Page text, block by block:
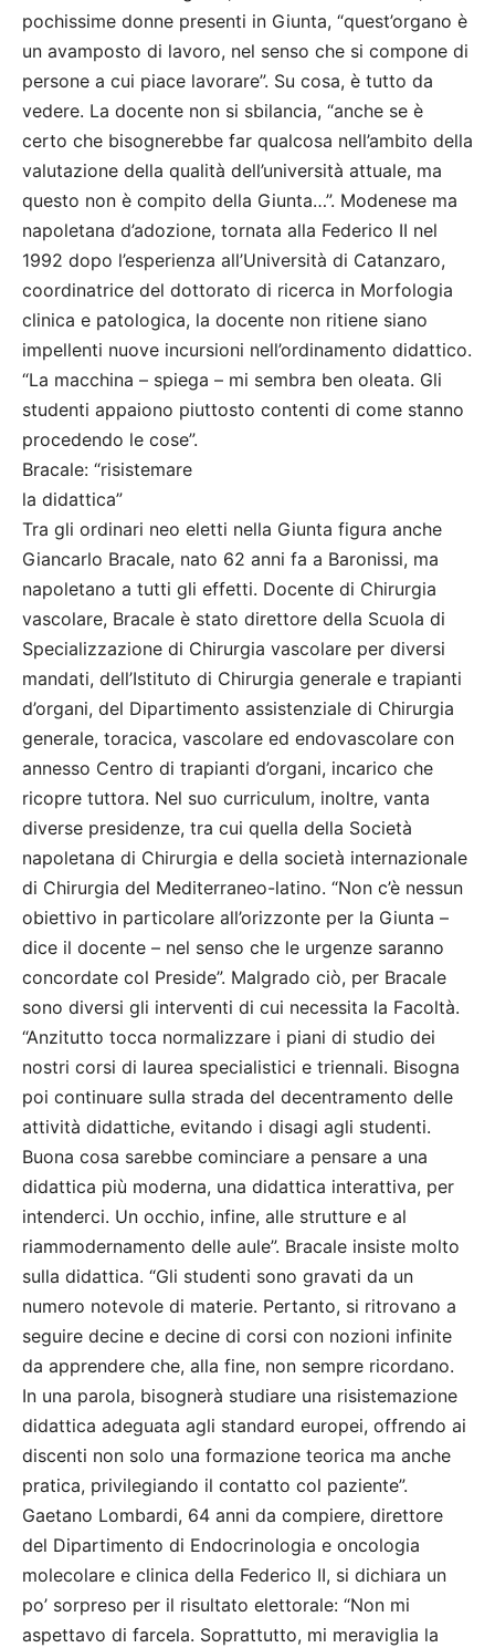
pochissime donne presenti in Giunta, “quest’organo è
un avamposto di lavoro, nel senso che si compone di
persone a cui piace lavorare”. Su cosa, è tutto da
vedere. La docente non si sbilancia, “anche se è
certo che bisognerebbe far qualcosa nell’ambito della
valutazione della qualità dell’università attuale, ma
questo non è compito della Giunta…”. Modenese ma
napoletana d’adozione, tornata alla Federico II nel
1992 dopo l’esperienza all’Università di Catanzaro,
coordinatrice del dottorato di ricerca in Morfologia
clinica e patologica, la docente non ritiene siano
impellenti nuove incursioni nell’ordinamento didattico.
“La macchina – spiega – mi sembra ben oleata. Gli
studenti appaiono piuttosto contenti di come stanno
procedendo le cose”.
Bracale: “risistemare
la didattica”
Tra gli ordinari neo eletti nella Giunta figura anche
Giancarlo Bracale, nato 62 anni fa a Baronissi, ma
napoletano a tutti gli effetti. Docente di Chirurgia
vascolare, Bracale è stato direttore della Scuola di
Specializzazione di Chirurgia vascolare per diversi
mandati, dell’Istituto di Chirurgia generale e trapianti
d’organi, del Dipartimento assistenziale di Chirurgia
generale, toracica, vascolare ed endovascolare con
annesso Centro di trapianti d’organi, incarico che
ricopre tuttora. Nel suo curriculum, inoltre, vanta
diverse presidenze, tra cui quella della Società
napoletana di Chirurgia e della società internazionale
di Chirurgia del Mediterraneo-latino. “Non c’è nessun
obiettivo in particolare all’orizzonte per la Giunta –
dice il docente – nel senso che le urgenze saranno
concordate col Preside”. Malgrado ciò, per Bracale
sono diversi gli interventi di cui necessita la Facoltà.
“Anzitutto tocca normalizzare i piani di studio dei
nostri corsi di laurea specialistici e triennali. Bisogna
poi continuare sulla strada del decentramento delle
attività didattiche, evitando i disagi agli studenti.
Buona cosa sarebbe cominciare a pensare a una
didattica più moderna, una didattica interattiva, per
intenderci. Un occhio, infine, alle strutture e al
riammodernamento delle aule”. Bracale insiste molto
sulla didattica. “Gli studenti sono gravati da un
numero notevole di materie. Pertanto, si ritrovano a
seguire decine e decine di corsi con nozioni infinite
da apprendere che, alla fine, non sempre ricordano.
In una parola, bisognerà studiare una risistemazione
didattica adeguata agli standard europei, offrendo ai
discenti non solo una formazione teorica ma anche
pratica, privilegiando il contatto col paziente”.
Gaetano Lombardi, 64 anni da compiere, direttore
del Dipartimento di Endocrinologia e oncologia
molecolare e clinica della Federico II, si dichiara un
po’ sorpreso per il risultato elettorale: “Non mi
aspettavo di farcela. Soprattutto, mi meraviglia la